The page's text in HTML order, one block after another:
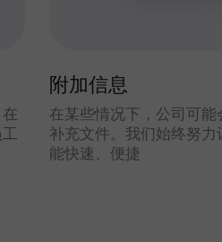
附加信息
在某些情况下，公司可能
补充文件。我们始终努力
能快速、便捷